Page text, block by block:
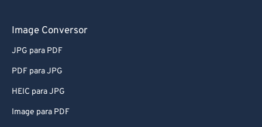
Image Conversor
JPG para PDF
PDF para JPG
HEIC para JPG
Image para PDF